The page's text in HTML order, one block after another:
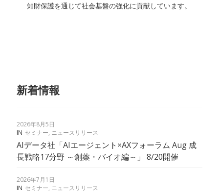
知財保護を通じて社会基盤の強化に貢献しています。
新着情報
2026年8月5日
IN セミナー, ニュースリリース
AIデータ社「AIエージェント×AXフォーラム Aug 成
長戦略17分野 ～創薬・バイオ編～」 8/20開催
2026年7月1日
IN セミナー, ニュースリリース